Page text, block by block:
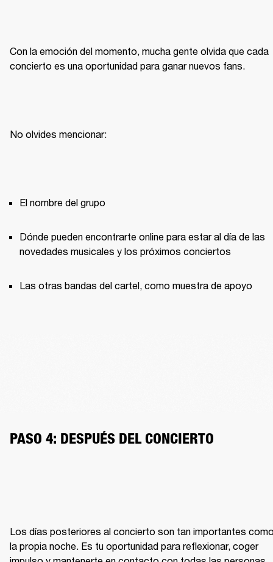
Con la emoción del momento, mucha gente olvida que cada
concierto es una oportunidad para ganar nuevos fans.
No olvides mencionar:
El nombre del grupo
Dónde pueden encontrarte online para estar al día de las
novedades musicales y los próximos conciertos
Las otras bandas del cartel, como muestra de apoyo
PASO 4: DESPUÉS DEL CONCIERTO
Los días posteriores al concierto son tan importantes
la propia noche. Es tu oportunidad para reflexionar, coger